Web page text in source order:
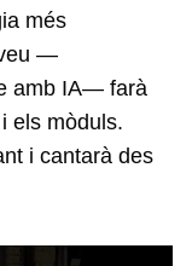
més
—
amb IA— farà
els mòduls.
i cantarà des